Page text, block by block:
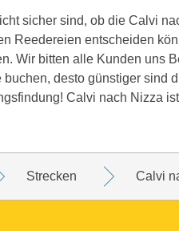
sicher sind, ob die Calvi
Reedereien entscheiden
Wir bitten alle Kunden uns
buchen, desto günstiger sind
Calvi nach Nizza
Strecken Calvi